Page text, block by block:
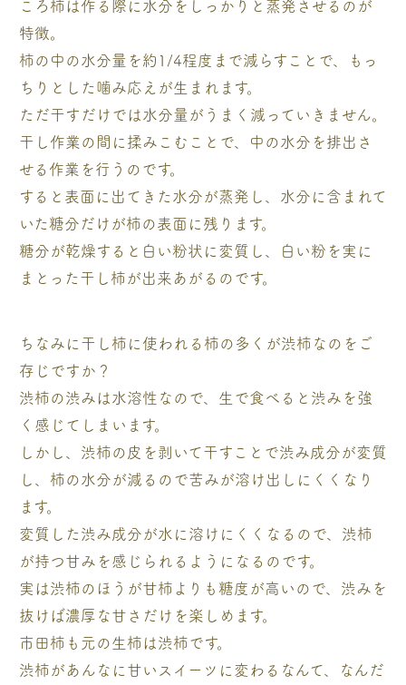
ころ柿は作る際に水分をしっかりと蒸発させるのが
特徴。
柿の中の水分量を約1/4程度まで減らすことで、もっ
ちりとした噛み応えが生まれます。
ただ干すだけでは水分量がうまく減っていきません。
干し作業の間に揉みこむことで、中の水分を排出さ
せる作業を行うのです。
すると表面に出てきた水分が蒸発し、水分に含まれて
いた糖分だけが柿の表面に残ります。
糖分が乾燥すると白い粉状に変質し、白い粉を実に
まとった干し柿が出来あがるのです。
ちなみに干し柿に使われる柿の多くが渋柿なのをご
存じですか？
渋柿の渋みは水溶性なので、生で食べると渋みを強
く感じてしまいます。
しかし、渋柿の皮を剥いて干すことで渋み成分が変質
し、柿の水分が減るので苦みが溶け出しにくくなり
ます。
変質した渋み成分が水に溶けにくくなるので、渋柿
が持つ甘みを感じられるようになるのです。
実は渋柿のほうが甘柿よりも糖度が高いので、渋みを
抜けば濃厚な甘さだけを楽しめます。
市田柿も元の生柿は渋柿です。
渋柿があんなに甘いスイーツに変わるなんて、なんだ